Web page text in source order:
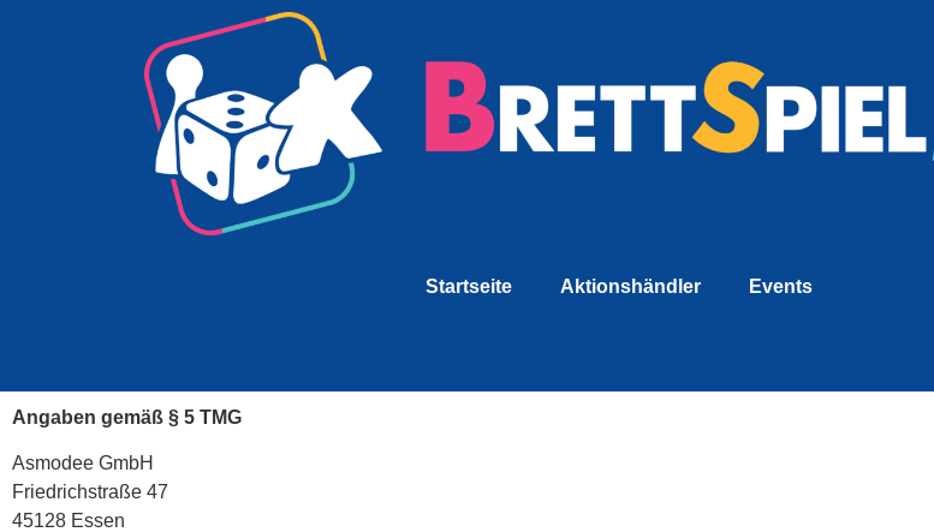
Startseite Aktionshändler Events
Angaben gemäß § 5 TMG
Asmodee GmbH
Friedrichstraße 47
45128 Essen